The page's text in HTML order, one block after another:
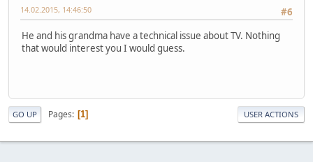
#6
14.02.2015, 14:46:50
He and his grandma have a technical issue about TV. Nothing
that would interest you I would guess.
GO UP Pages 1 USER ACTIONS